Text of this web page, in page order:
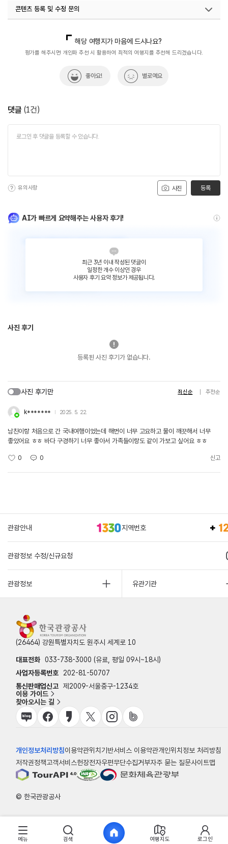
콘텐츠 등록 및 수정 문의
열린관광콘텐츠팀(열린관광-모두의여행)
033-738-3425
해당 여행지가 마음에 드시나요?
평가를 해주시면 개인화 추천 시 활용하여 최적의 여행지를 추천해 드리겠습니다.
좋아요! 별로예요
댓글 (1건)
사진
유의사항 등록
AI가 빠르게 요약해주는 사용자 후기!
최근 3년 이내 작성된 댓글이
일정한 개수 이상인 경우
사용자 후기 요약 정보가 제공됩니다.
사진 후기
등록된 사진 후기가 없습니다.
사진 후기만 최신순 추천순
k******* 2025. 5. 22.
남친이랑 처음으로 간 국내여행이었는데 해변이 너무 고요하고 물이 깨끗해서 너무
좋았어요 ㅎㅎ 바다 구경하기 너무 좋아서 가족들이랑도 같이 가보고 싶어요 ㅎㅎ
0 0 신고
관광안내 지역번호
관광정보 수정/신규요청
관광정보 유관기관
(26464) 강원특별자치도 원주시 세계로 10
대표전화 033-738-3000 (유료, 평일 09시~18시)
사업자등록번호
202-81-50707
통신판매업신고 제2009-서울중구-1234호
이용 가이드
찾아오시는 길
개인정보처리방침이용약관위치기반서비스 이용약관개인위치정보 처리방침
저작권정책고객서비스헌장전자우편무단수집거부자주 묻는 질문사이트맵
© 한국관광공사
메뉴 검색 여행지도 로그인